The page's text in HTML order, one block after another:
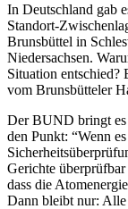
In Deutschland gab
Standort-
Brunsbüttel in
Niedersachsen.
Situation entschied?
vom Brunsbütteler
Der BUND bringt es
den Punkt: “Wenn
Gerichte überprüfbar
dass die
Dann bleibt nur: